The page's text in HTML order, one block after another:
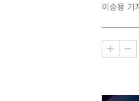
이승용